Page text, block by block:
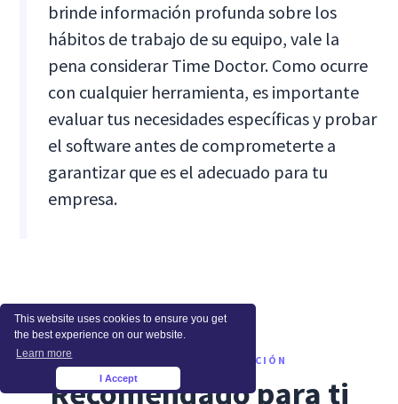
This website uses cookies to ensure you get
the best experience on our website.
Learn more
I Accept
brinde información profunda sobre los
hábitos de trabajo de su equipo, vale la
pena considerar Time Doctor. Como ocurre
con cualquier herramienta, es importante
evaluar tus necesidades específicas y probar
el software antes de comprometerte a
garantizar que es el adecuado para tu
empresa.
QUÉ LEER A CONTINUACIÓN
Recomendado para ti